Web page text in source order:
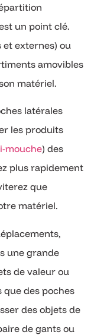
un point clé.
externes) ou
amovibles
matériel.
latérales
les produits
mouche) des
plus rapidement
que
matériel.
une grande
de valeur ou
des poches
des objets de
de gants ou